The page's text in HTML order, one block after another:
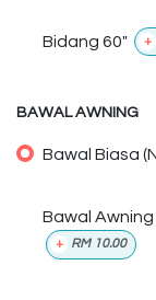
Bidang 60" +
BAWAL AWNING
Bawal Biasa
Bawal
+ RM 10.00